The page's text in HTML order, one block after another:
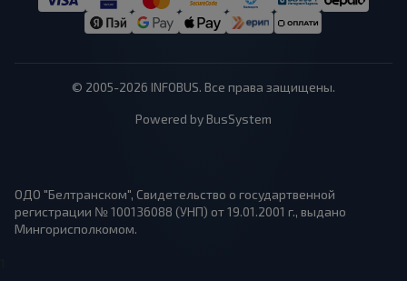
© 2005-2026 INFOBUS. Все права защищены.
Powered by BusSystem
ОДО "Белтранском", Свидетельство о государтвенной
регистрации № 100136088 (УНП) от 19.01.2001 г., выдано
Мингорисполкомом.